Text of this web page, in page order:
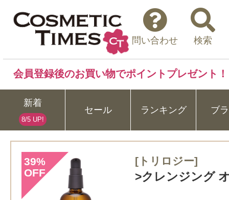
問い合わせ 検索
会員登録後のお買い物でポイントプレゼント！
新着
8/5 UP!
セール ランキング ブ
39%
OFF
[トリロジー]
>クレンジング